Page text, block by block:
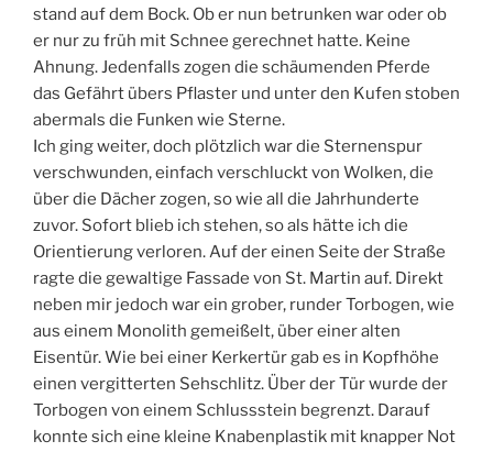
stand auf dem Bock. Ob er nun betrunken war oder ob
er nur zu früh mit Schnee gerechnet hatte. Keine
Ahnung. Jedenfalls zogen die schäumenden Pferde
das Gefährt übers Pflaster und unter den Kufen stoben
abermals die Funken wie Sterne.
Ich ging weiter, doch plötzlich war die Sternenspur
verschwunden, einfach verschluckt von Wolken, die
über die Dächer zogen, so wie all die Jahrhunderte
zuvor. Sofort blieb ich stehen, so als hätte ich die
Orientierung verloren. Auf der einen Seite der Straße
ragte die gewaltige Fassade von St. Martin auf. Direkt
neben mir jedoch war ein grober, runder Torbogen, wie
aus einem Monolith gemeißelt, über einer alten
Eisentür. Wie bei einer Kerkertür gab es in Kopfhöhe
einen vergitterten Sehschlitz. Über der Tür wurde der
Torbogen von einem Schlussstein begrenzt. Darauf
konnte sich eine kleine Knabenplastik mit knapper Not